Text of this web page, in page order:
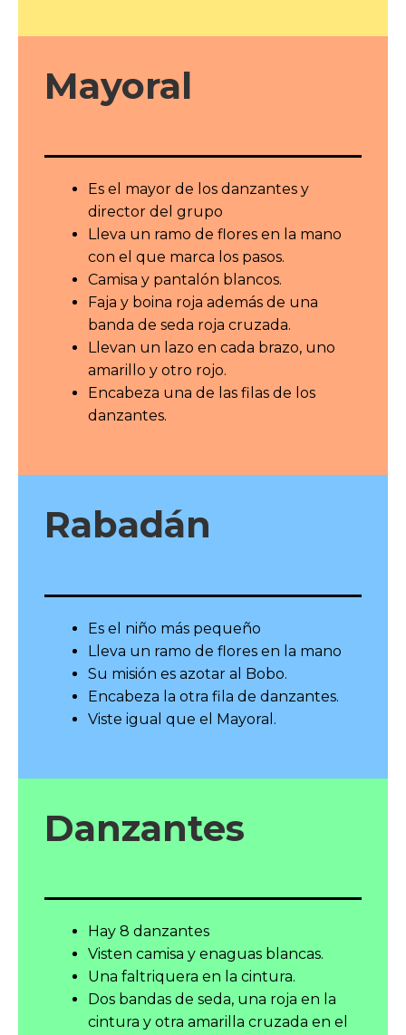
Mayoral
Es el mayor de los danzantes y
director del grupo
Lleva un ramo de flores en la mano
con el que marca los pasos.
Camisa y pantalón blancos.
Faja y boina roja además de una
banda de seda roja cruzada.
Llevan un lazo en cada brazo, uno
amarillo y otro rojo.
Encabeza una de las filas de los
danzantes.
Rabadán
Es el niño más pequeño
Lleva un ramo de flores en la mano
Su misión es azotar al Bobo.
Encabeza la otra fila de danzantes.
Viste igual que el Mayoral.
Danzantes
Hay 8 danzantes
Visten camisa y enaguas blancas.
Una faltriquera en la cintura.
Dos bandas de seda, una roja en la
cintura y otra amarilla cruzada en el